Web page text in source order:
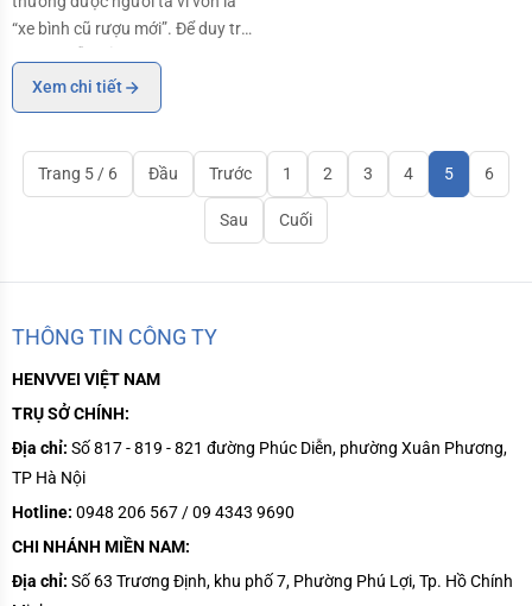
“xe bình cũ rượu mới”. Để duy trì
các hãng xe sẽ đổi mới diện mạo,
cập nhật các tính năng, công
trước đó và phiên bản đó chính
là Facel
Xem chi tiết
Trang 5 / 6 Đầu Trước 1 2 3 4 5 6
Sau Cuối
THÔNG TIN CÔNG TY
HENVVEI VIỆT NAM
TRỤ SỞ CHÍNH:
Địa chỉ: Số 817 - 819 - 821 đường Phúc Diễn, phường Xuân Phương,
TP Hà Nội
Hotline: 0948 206 567 / 09 4343 9690
CHI NHÁNH MIỀN NAM:
Địa chỉ: Số 63 Trương Định, khu phố 7, Phường Phú Lợi, Tp. Hồ Chính